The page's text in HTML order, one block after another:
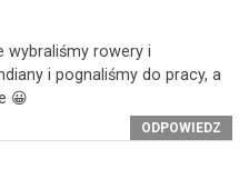
wybraliśmy rowery i
i pognaliśmy do pracy, a
😀
ODPOWIEDZ